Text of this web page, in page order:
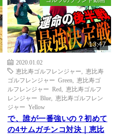
13:47
2020.01.02
恵比寿ゴルフレンジャー
恵比寿
ゴルフレンジャー Green
恵比寿ゴ
ルフレンジャー Red
恵比寿ゴルフ
レンジャー Blue
恵比寿ゴルフレン
ジャー Yellow
で、誰が一番強いの？初めて
の4サムガチンコ対決｜恵比